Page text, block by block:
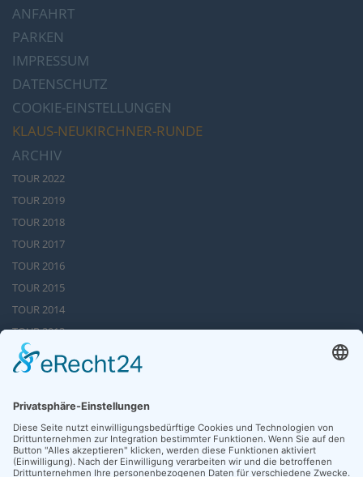
ANFAHRT
PARKEN
IMPRESSUM
DATENSCHUTZ
COOKIE-EINSTELLUNGEN
KLAUS-NEUKIRCHNER-RUNDE
ARCHIV
TOUR 2022
TOUR 2019
TOUR 2018
TOUR 2017
TOUR 2016
TOUR 2015
TOUR 2014
TOUR 2013
TOUR 2012
TOUR 2011